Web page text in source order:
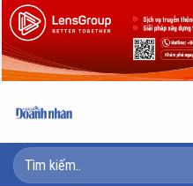
Skip
to
content